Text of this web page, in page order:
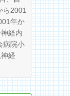
ら2001
年か
経内
病院小
経